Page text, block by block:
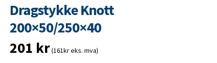
Dragstykke Knott
200×50/250×40
201 kr(161kr eks. mva)